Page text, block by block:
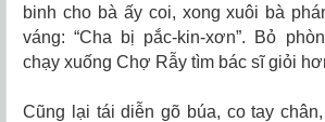
binh cho bà ấy coi, xong xuôi bà
váng: “Cha bị pắc-kin-xơn”. Bỏ
chạy xuống Chợ Rẫy tìm bác sĩ giỏi
Cũng lại tái diễn gõ búa, co tay